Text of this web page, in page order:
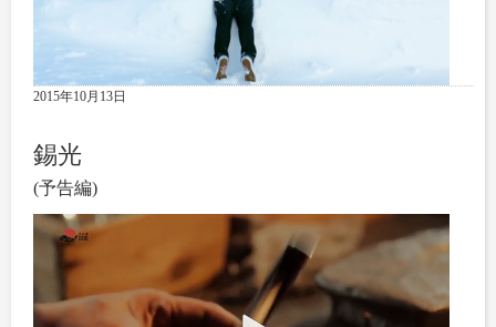
2015年10月13日
錫光
(予告編)